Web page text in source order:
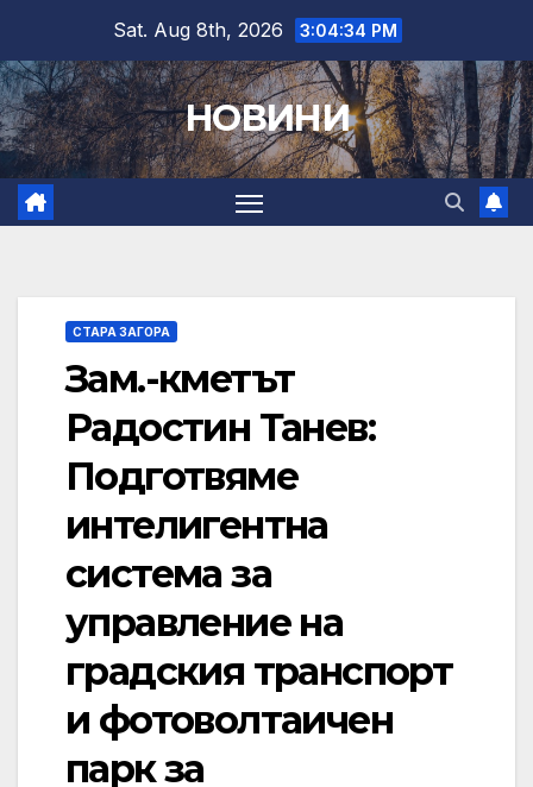
content
Sat. Aug 8th, 2026 3:04:35 PM
НОВИНИ
СТАРА ЗАГОРА
Зам.-кметът
Радостин Танев:
Подготвяме
интелигентна
система за
управление на
градския транспорт
и фотоволтаичен
парк за